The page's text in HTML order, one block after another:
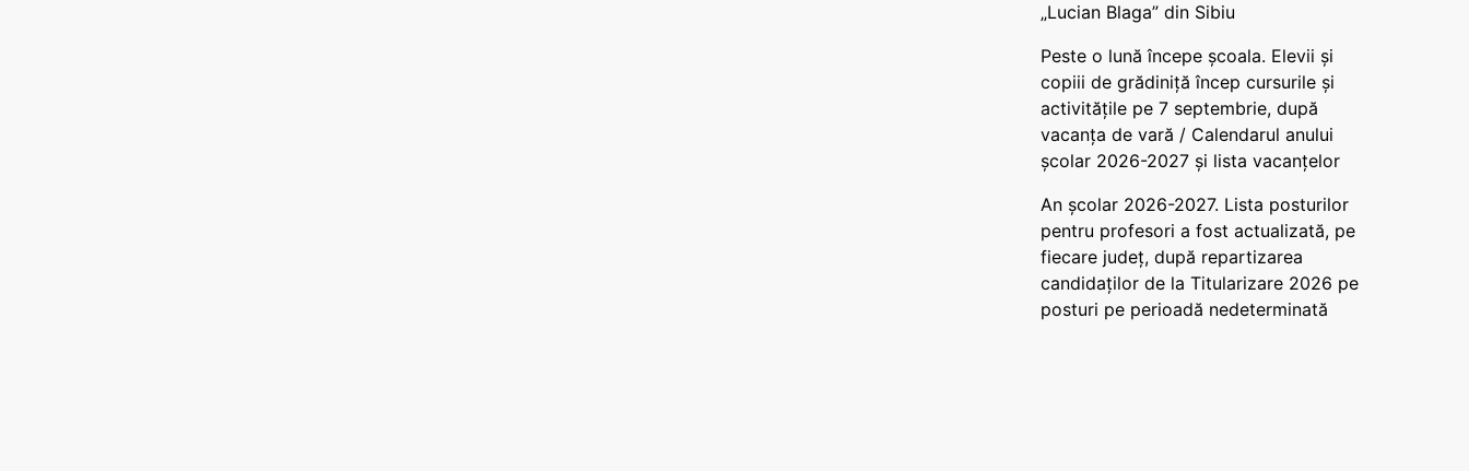
„Lucian Blaga” din Sibiu
Peste o lună începe școala. Elevii și
copiii de grădiniță încep cursurile și
activitățile pe 7 septembrie, după
vacanța de vară / Calendarul anului
școlar 2026-2027 și lista vacanțelor
An școlar 2026-2027. Lista posturilor
pentru profesori a fost actualizată, pe
fiecare județ, după repartizarea
candidaților de la Titularizare 2026 pe
posturi pe perioadă nedeterminată